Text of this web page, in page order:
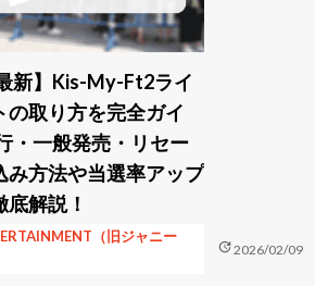
新】Kis-My-Ft2ライ
の取り方を完全ガイ
・一般発売・リセー
み方法や当選率アップ
解説！
（旧ジャニー
update2026/02/09